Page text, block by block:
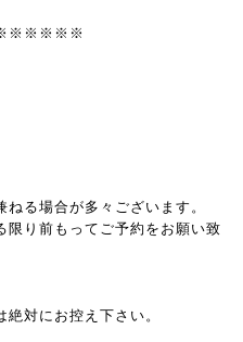
る場合が多々ございます。
限り前もってご予約をお願い致
対にお控え下さい。